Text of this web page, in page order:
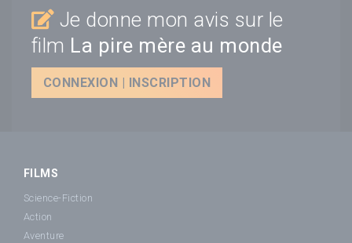
Je donne mon avis sur le
film La pire mère au monde
CONNEXION | INSCRIPTION
FILMS
Science-Fiction
Action
Aventure